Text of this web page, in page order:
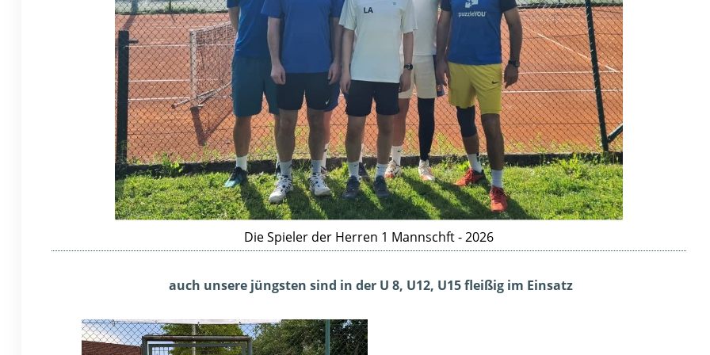
Die Spieler der Herren 1 Mannschft - 2026
auch unsere jüngsten sind in der U 8, U12, U15 fleißig im Einsatz